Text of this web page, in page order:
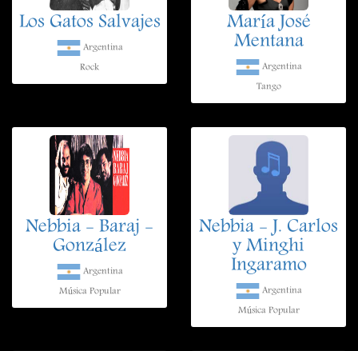
Los Gatos Salvajes
Argentina
Rock
María José
Mentana
Argentina
Tango
Nebbia - Baraj -
González
Argentina
Música Popular
Nebbia - J. Carlos
y Minghi
Ingaramo
Argentina
Música Popular